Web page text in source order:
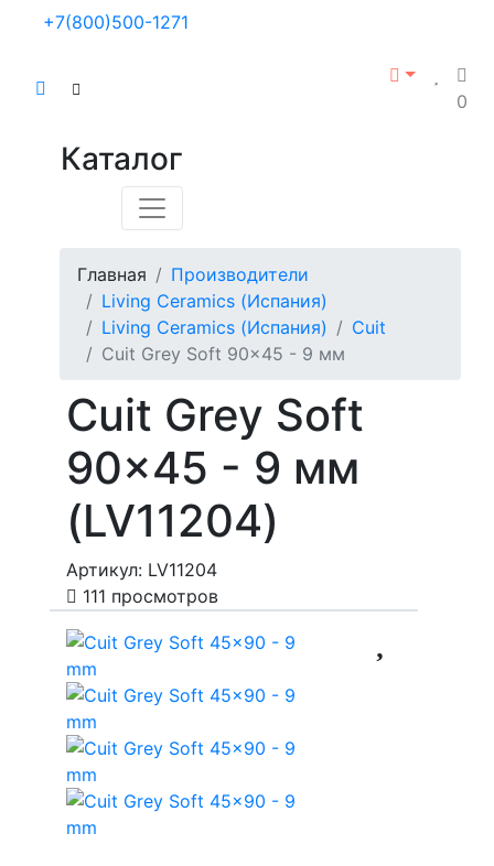
+7(800)500-1271
0
Каталог
Главная
Производители
Living Ceramics (Испания)
Living Ceramics (Испания)
Cuit
Cuit Grey Soft 90x45 - 9 мм
Cuit Grey Soft
90x45 - 9 мм
(LV11204)
Артикул: LV11204
111 просмотров